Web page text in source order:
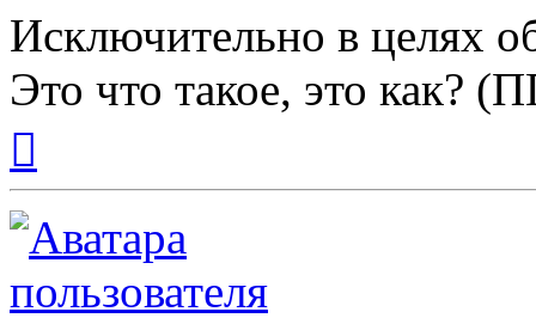
Исключительно в целях
Это что такое, это как?
началу